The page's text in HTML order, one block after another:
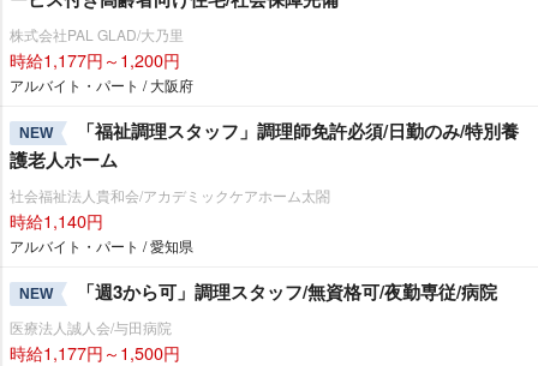
株式会社PAL GLAD/大乃里
時給1,177円～1,200円
アルバイト・パート / 大阪府
NEW
「福祉調理スタッフ」調理師免許必須/日勤のみ/特別養
護老人ホーム
社会福祉法人貴和会/アカデミックケアホーム太閤
時給1,140円
アルバイト・パート / 愛知県
NEW 「週3から可」調理スタッフ/無資格可/夜勤専従/病院
医療法人誠人会/与田病院
時給1,177円～1,500円